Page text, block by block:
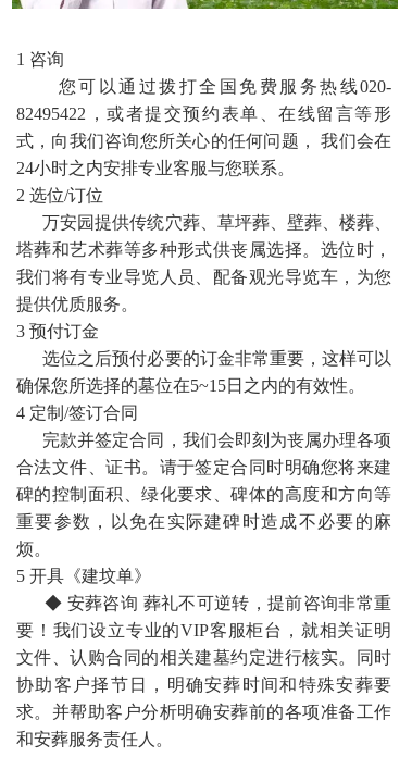
1 咨询
您可以通过拨打全国免费服务热线020-
82495422，或者提交预约表单、在线留言等形
式，向我们咨询您所关心的任何问题， 我们会在
24小时之内安排专业客服与您联系。
2 选位/订位
万安园提供传统穴葬、草坪葬、壁葬、楼葬、
塔葬和艺术葬等多种形式供丧属选择。选位时，
我们将有专业导览人员、配备观光导览车，为您
提供优质服务。
3 预付订金
选位之后预付必要的订金非常重要，这样可以
确保您所选择的墓位在5~15日之内的有效性。
4 定制/签订合同
完款并签定合同，我们会即刻为丧属办理各项
合法文件、证书。请于签定合同时明确您将来建
碑的控制面积、绿化要求、碑体的高度和方向等
重要参数，以免在实际建碑时造成不必要的麻
烦。
5 开具《建坟单》
◆ 安葬咨询 葬礼不可逆转，提前咨询非常重
要！我们设立专业的VIP客服柜台，就相关证明
文件、认购合同的相关建墓约定进行核实。同时
协助客户择节日，明确安葬时间和特殊安葬要
求。并帮助客户分析明确安葬前的各项准备工作
和安葬服务责任人。